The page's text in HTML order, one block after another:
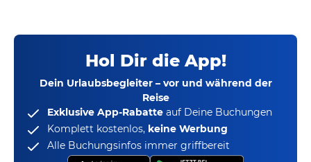
Hol Dir die App!
Dein Urlaubsbegleiter – vor und während der
Reise
Exklusive App-Rabatte auf Deine Buchungen
Komplett kostenlos, keine Werbung
Alle Buchungsinfos immer griffbereit